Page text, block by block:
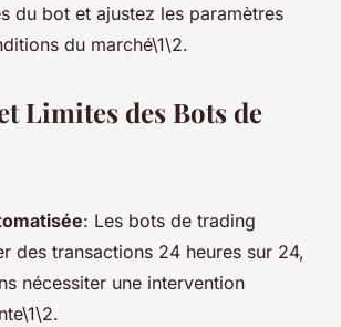
du bot et ajustez les paramètres
du marché\1\2.
Limites des Bots de
: Les bots de trading
des transactions 24 heures sur 24,
nécessiter une intervention